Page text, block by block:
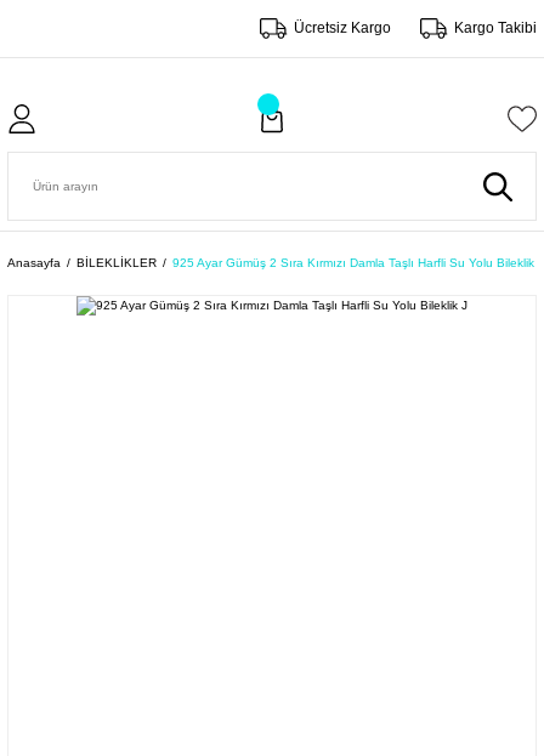
Ücretsiz Kargo Kargo Takibi
Anasayfa BİLEKLİKLER 925 Ayar Gümüş 2 Sıra Kırmızı Damla Taşlı Harfli Su Yolu Bileklik J